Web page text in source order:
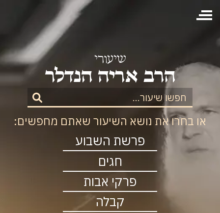
הרב אריה הנדלר
או בחרו את נושא השיעור שאתם מחפשים:
פרשת השבוע
חגים
פרקי אבות
קבלה